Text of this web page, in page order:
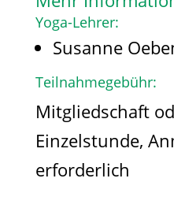
Yoga-Lehrer:
Susanne
Teilnahmegebühr:
Mitgliedschaft
Einzelstunde,
erforderlich